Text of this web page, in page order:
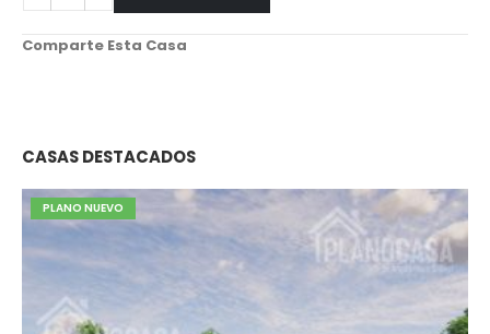
Comparte Esta Casa
CASAS DESTACADOS
PLANO NUEVO